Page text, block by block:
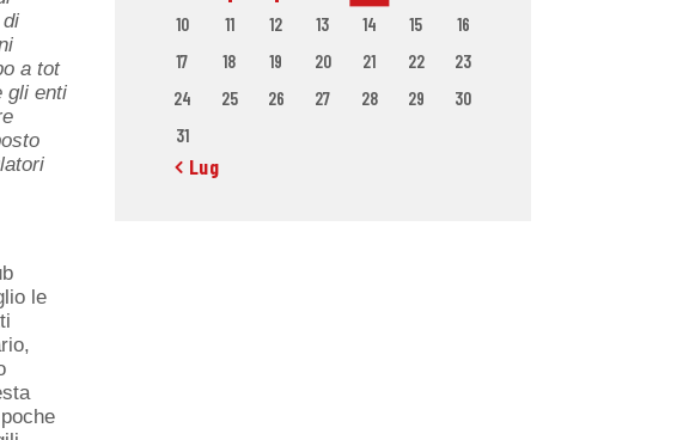
a tot
gli enti
le
10
11 12 13 14 15
16
17
18 19 20 21 22
23
24
25 26 27 28 29
30
31
« Lug